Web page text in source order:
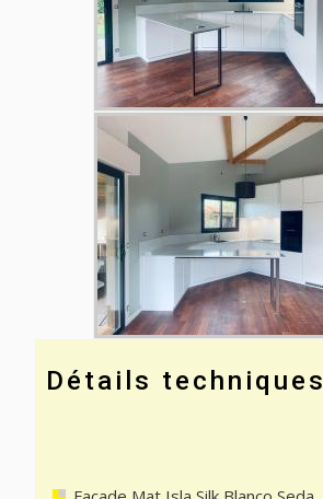
Détails techniques